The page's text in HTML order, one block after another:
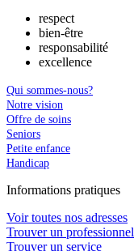
respect
bien-être
responsabilité
excellence
Qui sommes-nous?
Notre vision
Offre de soins
Seniors
Petite enfance
Handicap
Informations pratiques
Voir toutes nos adresses
Trouver un professionnel
Trouver un service